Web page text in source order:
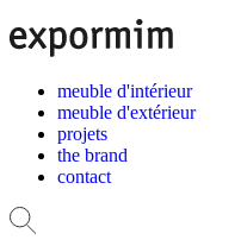
meuble d'intérieur
meuble d'extérieur
projets
the brand
contact